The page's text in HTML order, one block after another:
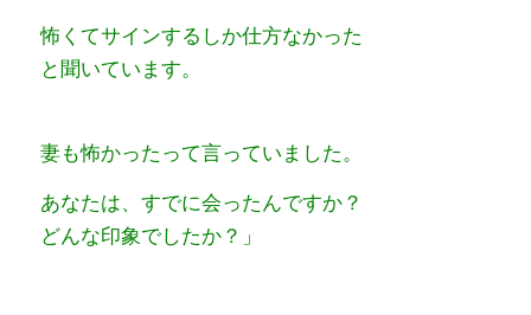
怖くてサインするしか仕方なかった
と聞いています。
妻も怖かったって言っていました。
あなたは、すでに会ったんですか？
どんな印象でしたか？」